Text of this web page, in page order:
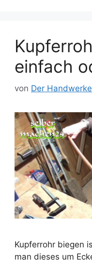
einfach
von Der
Kupferrohr biegen
man dieses um